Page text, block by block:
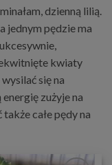
dzienną lilią.
jednym pędzie ma
kwiaty
się na
zużyje na
całe pędy na